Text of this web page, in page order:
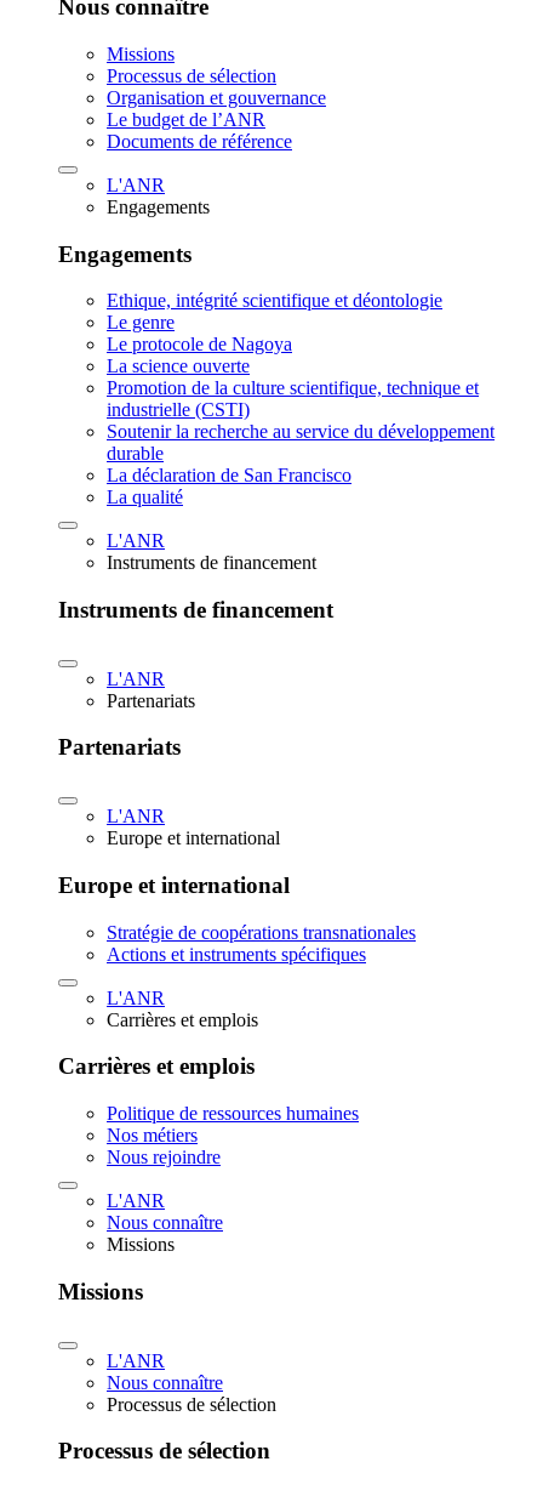
Nous connaître
Missions
Processus de sélection
Organisation et gouvernance
Le budget de l’ANR
Documents de référence
L'ANR
Engagements
Engagements
Ethique, intégrité scientifique et déontologie
Le genre
Le protocole de Nagoya
La science ouverte
Promotion de la culture scientifique, technique et
industrielle (CSTI)
Soutenir la recherche au service du développement
durable
La déclaration de San Francisco
La qualité
L'ANR
Instruments de financement
Instruments de financement
L'ANR
Partenariats
Partenariats
L'ANR
Europe et international
Europe et international
Stratégie de coopérations transnationales
Actions et instruments spécifiques
L'ANR
Carrières et emplois
Carrières et emplois
Politique de ressources humaines
Nos métiers
Nous rejoindre
L'ANR
Nous connaître
Missions
Missions
L'ANR
Nous connaître
Processus de sélection
Processus de sélection